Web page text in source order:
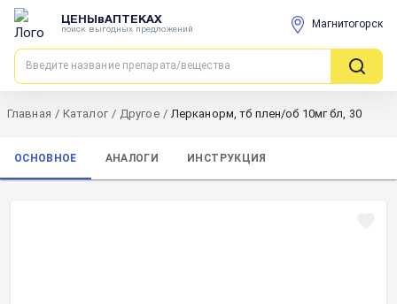
ЦЕНЫвАПТЕКАХ
поиск выгодных предложений Магнитогорск
Главная / Каталог / Другое / Лерканорм, тб плен/об 10мг бл, 30
ОСНОВНОЕ АНАЛОГИ ИНСТРУКЦИЯ